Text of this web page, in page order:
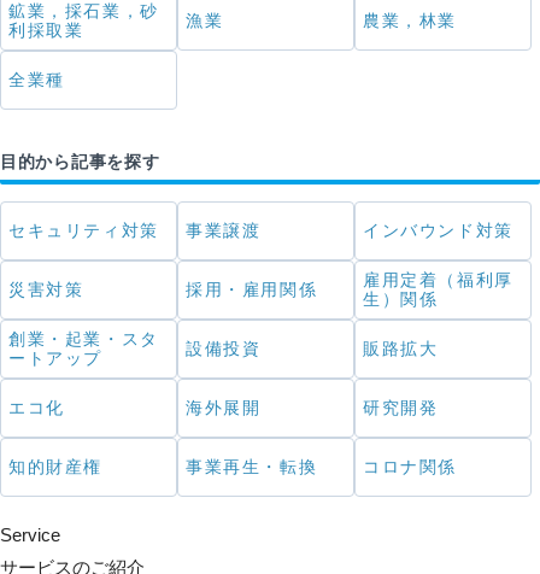
鉱業，採石業，砂
利採取業
漁業 農業，林業
全業種
目的から記事を探す
セキュリティ対策 事業譲渡 インバウンド対策
災害対策 採用・雇用関係
雇用定着（福利厚
生）関係
創業・起業・スタ
ートアップ
設備投資 販路拡大
エコ化 海外展開 研究開発
知的財産権 事業再生・転換 コロナ関係
Service
サービスのご紹介